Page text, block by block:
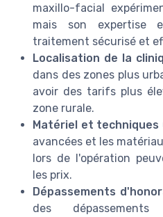
maxillo-facial
mais son expertise
traitement sécurisé et
Localisation de la
dans des zones plus
avoir des tarifs plus
zone rurale.
Matériel et techniques
avancées et les
lors de l'opération
les prix.
Dépassements
des dépassements